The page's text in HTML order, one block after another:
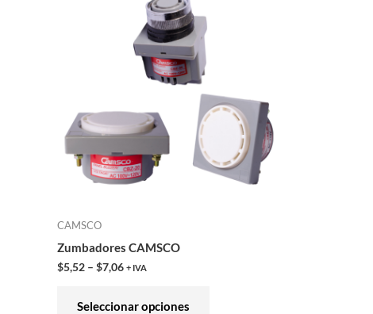
CAMSCO
Zumbadores CAMSCO
$5,52 – $7,06 + IVA
Seleccionar opciones
Las
opciones
pueden
elegir